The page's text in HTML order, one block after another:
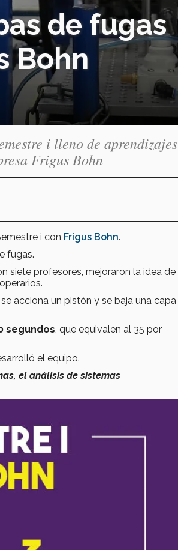
de fugas
Bohn
i lleno de aprendizajes
Frigus Bohn
i con Frigus Bohn.
fugas.
siete profesores, mejoraron la idea de
acciona un pistón y se baja una capa
segundos , que equivalen al 35 por
el equipo.
el análisis de sistemas